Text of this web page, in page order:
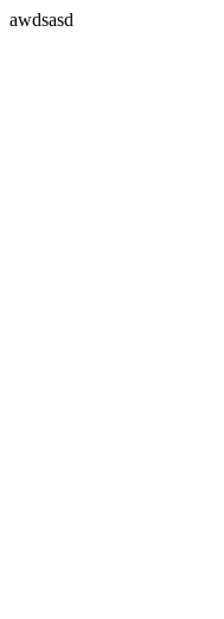
awdsasd